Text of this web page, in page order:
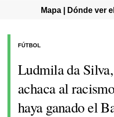
Mapa | Dónde ver
Ludmila da
achaca al
haya ganado el
FÚTBOL